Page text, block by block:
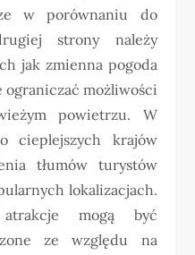
w porównaniu do
strony należy
jak zmienna pogoda
ograniczać możliwości
powietrzu. W
cieplejszych krajów
tłumów turystów
lokalizacjach.
mogą być
ze względu na